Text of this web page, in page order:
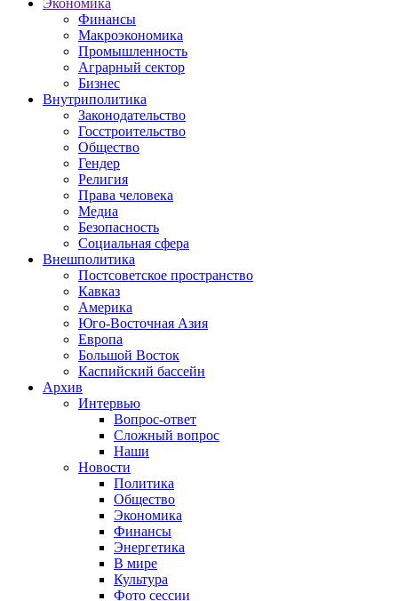
Экономика
Финансы
Макроэкономика
Промышленность
Аграрный сектор
Бизнес
Внутриполитика
Законодательство
Госстроительство
Общество
Гендер
Религия
Права человека
Медиа
Безопасность
Социальная сфера
Внешполитика
Постсоветское пространство
Кавказ
Америка
Юго-Восточная Азия
Европа
Большой Восток
Каспийский бассейн
Архив
Интервью
Вопрос-ответ
Сложный вопрос
Наши
Новости
Политика
Общество
Экономика
Финансы
Энергетика
В мире
Культура
Фото сессии